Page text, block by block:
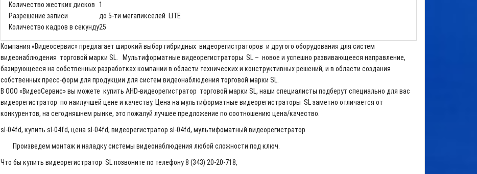
Количество жестких дисков 1
Разрешение записи
до 5-ти мегапикселей LITE
Количество кадров в секунду25
Компания «Видеосервис» предлагает широкий выбор гибридных видеорегистраторов и другого оборудования для систем
видеонаблюдения торговой марки SL. Мультиформатные видеорегистраторы SL – новое и успешно развивающееся направление,
базирующееся на собственных разработках компании в области технических и конструктивных решений, и в области создания
собственных пресс-форм для продукции для систем видеонаблюдения торговой марки SL.
В ООО «ВидеоСервис» вы можете купить AHD-видеорегистратор торговой марки SL, наши специалисты подберут специально для вас
видеорегистратор по наилучшей цене и качеству. Цена на мультиформатные видеорегистраторы SL заметно отличается от
конкурентов, на сегодняшнем рынке, это пожалуй лучшее предложение по соотношению цена/качество.
sl-04fd, купить sl-04fd, цена sl-04fd, видеорегистратор sl-04fd, мультифоматный видеорегистратор
Произведем монтаж и наладку системы видеонаблюдения любой сложности под ключ.
Что бы купить видеорегистратор SL позвоните по телефону 8 (343) 20-20-718,